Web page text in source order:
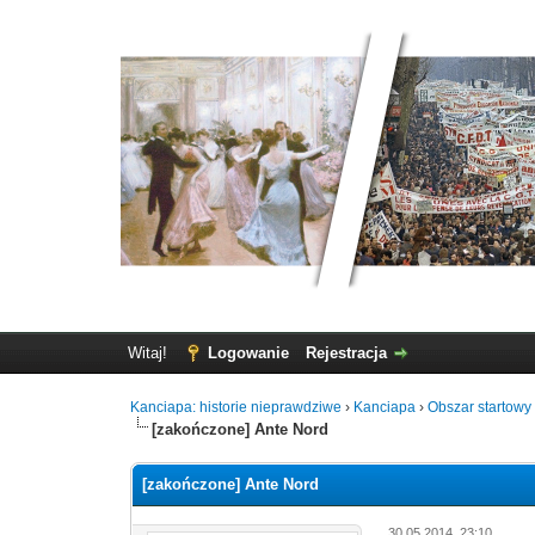
Witaj! Logowanie Rejestracja
Kanciapa: historie nieprawdziwe › Kanciapa ›Obszar
[zakończone] Ante Nord
[zakończone] Ante Nord